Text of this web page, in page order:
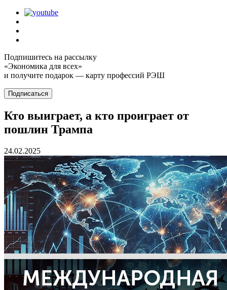
Подпишитесь на рассылку
«Экономика для всех»
и получите подарок — карту профессий РЭШ
Подписаться
Кто выиграет, а кто проиграет от
пошлин Трампа
24.02.2025